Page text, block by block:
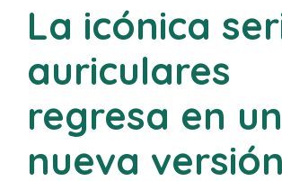
La icónica
auriculares
regresa en
nueva